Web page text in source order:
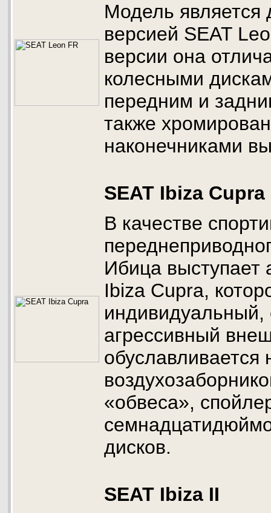
Модель является
версией SEAT
версии она
колесными
передним и
также
наконечниками
SEAT Ibiza Cupra
В качестве
Ибица выступает
Ibiza Cupra,
индивидуальный,
агрессивный
обуславливается
«обвеса»,
дисков.
SEAT Ibiza II